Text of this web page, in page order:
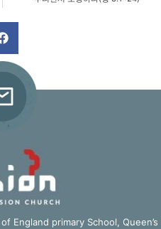
England primary School, Queen’s